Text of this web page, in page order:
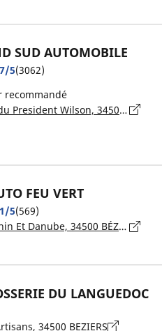
SUD AUTOMOBILE
5(3062)
recommandé
121 Avenue du President Wilson, 34500 BÉZIERS
FEU VERT
5(569)
55 Avenue Rhin Et Danube, 34500 BÉZIERS
DU LANGUEDOC
34500 BEZIERS